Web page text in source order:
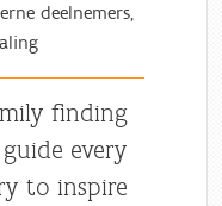
deelnemers,
finding
every
to inspire